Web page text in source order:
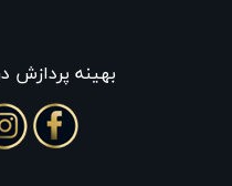
بهينه پردازش